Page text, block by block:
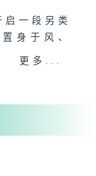
一段另类
身于风、
更多...